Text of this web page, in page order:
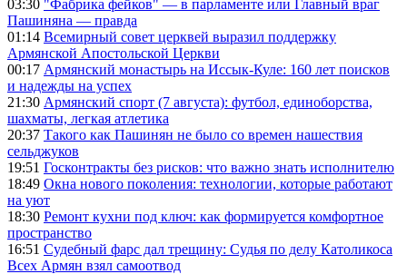
03:30 "Фабрика фейков" — в парламенте или Главный враг
Пашиняна — правда
01:14 Всемирный совет церквей выразил поддержку
Армянской Апостольской Церкви
00:17 Армянский монастырь на Иссык-Куле: 160 лет поисков
и надежды на успех
21:30 Армянский спорт (7 августа): футбол, единоборства,
шахматы, легкая атлетика
20:37 Такого как Пашинян не было со времен нашествия
сельджуков
19:51 Госконтракты без рисков: что важно знать исполнителю
18:49 Окна нового поколения: технологии, которые работают
на уют
18:30 Ремонт кухни под ключ: как формируется комфортное
пространство
16:51 Судебный фарс дал трещину: Судья по делу Католикоса
Всех Армян взял самоотвод